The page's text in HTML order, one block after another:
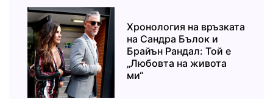
Хронология на връзката
на Сандра Бълок и
Брайън Рандал: Той е
„Любовта на живота
ми“